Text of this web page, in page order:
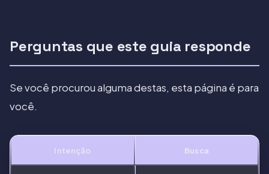
Perguntas que este guia responde
Se você procurou alguma destas, esta página é para
você.
Intenção Busca